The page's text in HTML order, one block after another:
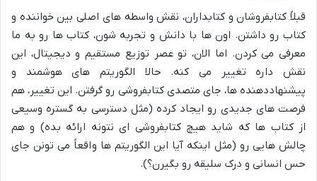
قبلاً کتابفروشان و کتابداران، نقش واسطه های اصلی بین خواننده و
کتاب رو داشتن. اون ها با دانش و تجربه شون، کتاب ها رو به ما
معرفی می کردن. اما الان، تو عصر توزیع مستقیم و دیجیتال، این
نقش داره تغییر می کنه. حالا الگوریتم های هوشمند و
پیشنهاددهنده ها، جای متصدی کتابفروشی رو گرفتن. این تغییر، هم
فرصت های جدیدی رو ایجاد کرده (مثل دسترسی به گستره وسیعی
از کتاب ها که شاید هیچ کتابفروشی ای نتونه ارائه بده) و هم
چالش هایی رو (مثل اینکه آیا این الگوریتم ها واقعاً می تونن جای
حس انسانی و درک سلیقه رو بگیرن؟).